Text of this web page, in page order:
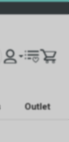
Outlet